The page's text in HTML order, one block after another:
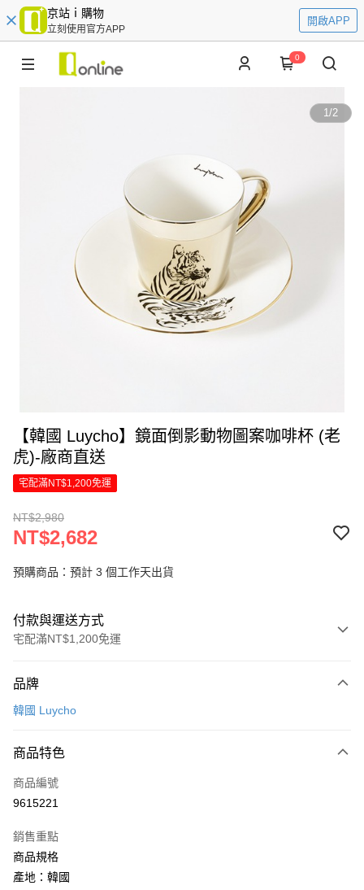
京站ｉ購物
立刻使用官方APP
開啟APP
0
1/2
【韓國 Luycho】鏡面倒影動物圖案咖啡杯 (老
虎)-廠商直送
宅配滿NT$1,200免運
NT$2,980
NT$2,682
預購商品：預計 3 個工作天出貨
付款與運送方式
宅配滿NT$1,200免運
信用卡一次付款
Apple Pay
街口支付
Google Pay
全盈+PAY
品牌
韓國 Luycho
商品特色
商品編號
9615221
銷售重點
商品規格
產地：韓國